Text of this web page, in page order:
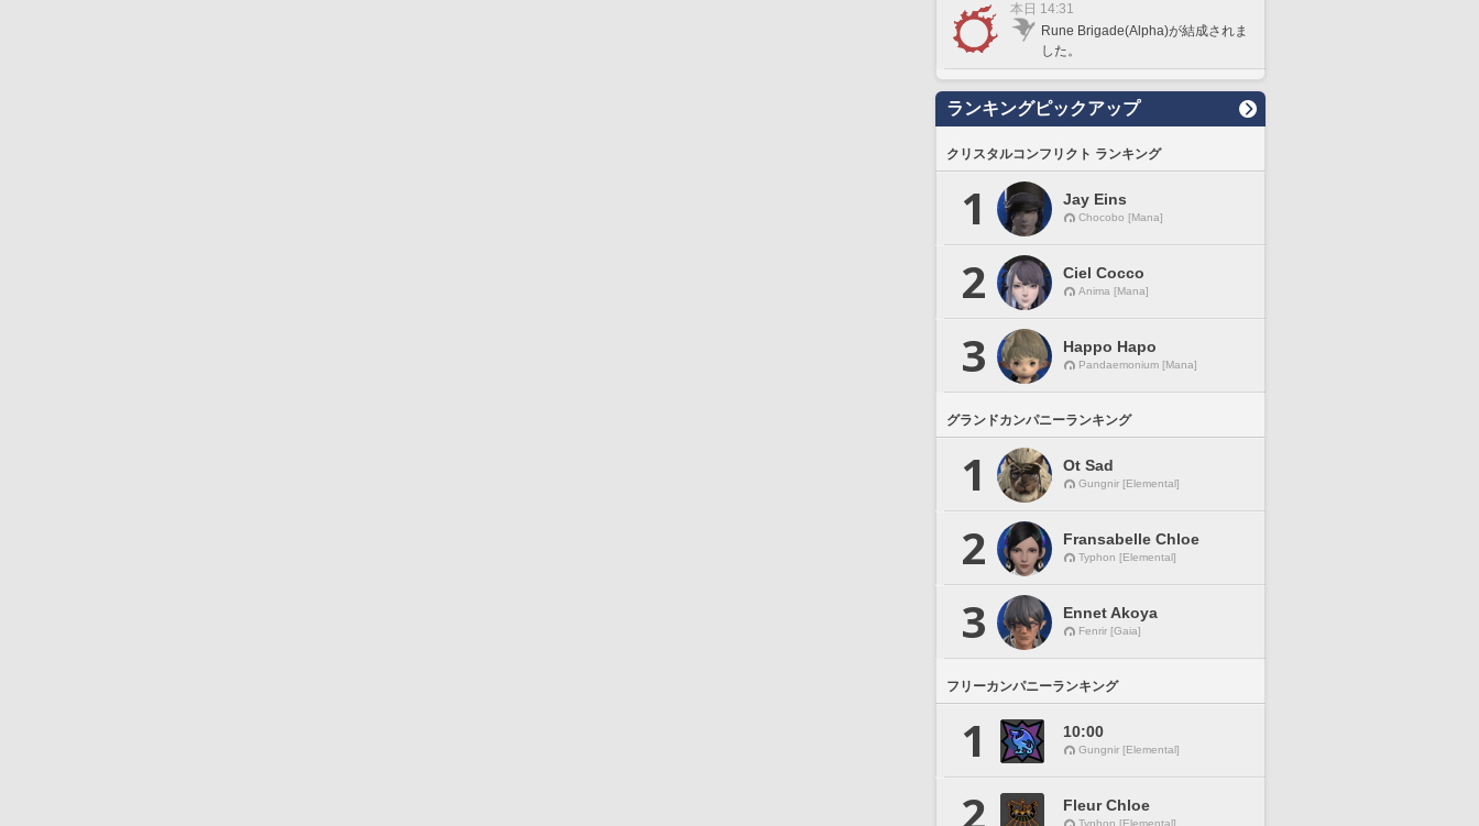
本日 14:31
Rune Brigade(Alpha)が結成されま
した。
ランキングピックアップ
クリスタルコンフリクト ランキング
1 Jay Eins
Chocobo [Mana]
2 Ciel Cocco
Anima [Mana]
3 Happo Hapo
Pandaemonium [Mana]
グランドカンパニーランキング
1 Ot Sad
Gungnir [Elemental]
2 Fransabelle Chloe
Typhon [Elemental]
3 Ennet Akoya
Fenrir [Gaia]
フリーカンパニーランキング
1 10:00
Gungnir [Elemental]
2 Fleur Chloe
Typhon [Elemental]